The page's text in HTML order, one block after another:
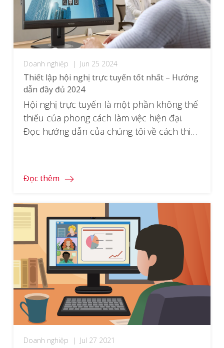
Doanh nghiệp | Jun 25 2024
Thiết lập hội nghị trực tuyến tốt nhất – Hướng
dẫn đầy đủ 2024
Hội nghị trực tuyến là một phần không thể
thiếu của phong cách làm việc hiện đại.
Đọc hướng dẫn của chúng tôi về cách thiết
Đọc thêm
Doanh nghiệp | Jul 27 2021